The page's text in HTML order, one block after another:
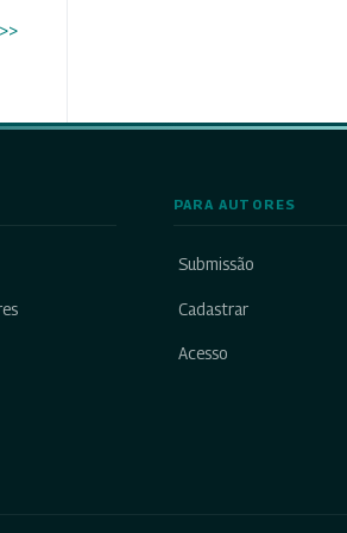
>>
PARA AUTORES
Submissão
Cadastrar
Acesso